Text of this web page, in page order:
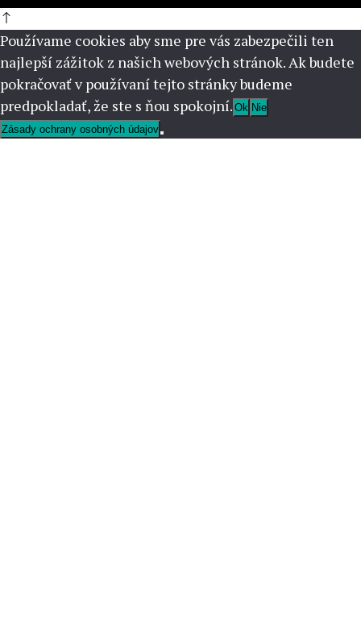
Používame cookies aby sme pre vás zabezpečili ten
najlepší zážitok z našich webových stránok. Ak budete
pokračovať v používaní tejto stránky budeme
predpokladať, že ste s ňou spokojní. Ok Nie
Zásady ochrany osobných údajov